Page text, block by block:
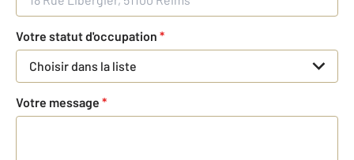
Votre statut d'occupation *
Choisir dans la liste
Votre message *